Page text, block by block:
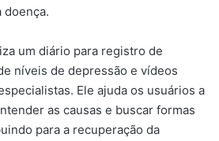
doença.
um diário para registro de
níveis de depressão e vídeos
Ele ajuda os usuários a
as causas e buscar formas
para a recuperação da